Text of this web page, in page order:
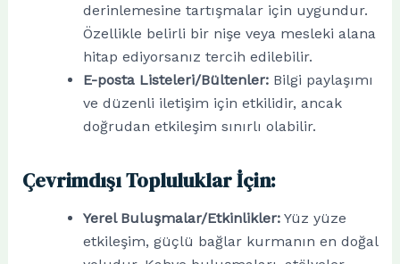
derinlemesine tartışmalar için uygundur.
Özellikle belirli bir nişe veya mesleki alana
hitap ediyorsanız tercih edilebilir.
E-posta Listeleri/Bültenler:Bilgi paylaşımı
ve düzenli iletişim için etkilidir, ancak
doğrudan etkileşim sınırlı olabilir.
Çevrimdışı Topluluklar İçin:
Yerel Buluşmalar/Etkinlikler:Yüz yüze
etkileşim, güçlü bağlar kurmanın en doğal